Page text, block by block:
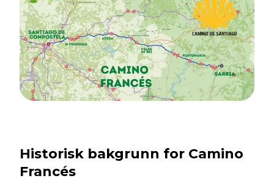
Historisk bakgrunn for Camino
Francés